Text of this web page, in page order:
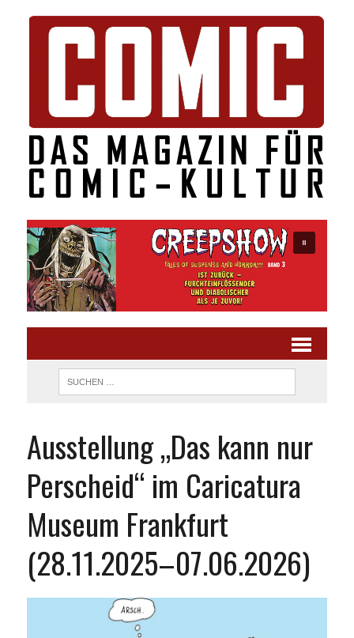
Ausstellung „Das kann nur
Perscheid“ im Caricatura
Museum Frankfurt
(28.11.2025–07.06.2026)